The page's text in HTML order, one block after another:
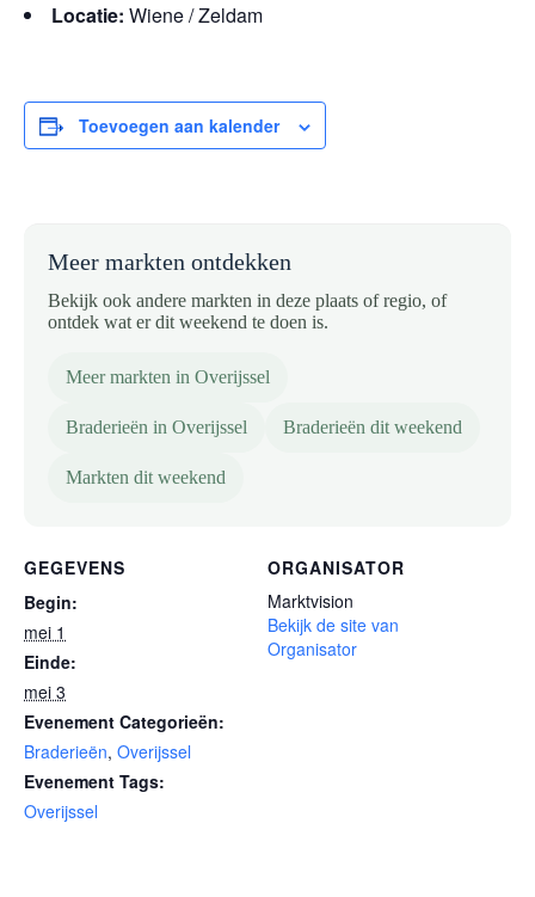
Locatie: Wiene / Zeldam
Toevoegen aan kalender
Meer markten ontdekken
Bekijk ook andere markten in deze plaats of regio, of
ontdek wat er dit weekend te doen is.
Meer markten in Overijssel
Braderieën in Overijssel Braderieën dit weekend
Markten dit weekend
GEGEVENS
Begin:
mei 1
Einde:
mei 3
Evenement Categorieën:
Braderieën, Overijssel
Evenement Tags:
Overijssel
ORGANISATOR
Marktvision
Bekijk de site van
Organisator